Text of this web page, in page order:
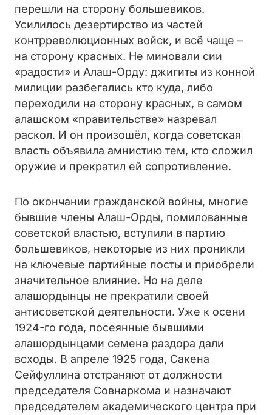
перешли на сторону большевиков.
Усилилось дезертирство из частей
контрреволюционных войск, и всё чаще –
на сторону красных. Не миновали сии
«радости» и Алаш-Орду: джигиты из конной
милиции разбегались кто куда, либо
переходили на сторону красных, в самом
алашском «правительстве» назревал
раскол. И он произошёл, когда советская
власть объявила амнистию тем, кто сложил
оружие и прекратил ей сопротивление.
По окончании гражданской войны, многие
бывшие члены Алаш-Орды, помилованные
советской властью, вступили в партию
большевиков, некоторые из них проникли
на ключевые партийные посты и приобрели
значительное влияние. Но на деле
алашордынцы не прекратили своей
антисоветской деятельности. Уже к осени
1924-го года, посеянные бывшими
алашордынцами семена раздора дали
всходы. В апреле 1925 года, Сакена
Сейфуллина отстраняют от должности
председателя Совнаркома и назначают
председателем академического центра при